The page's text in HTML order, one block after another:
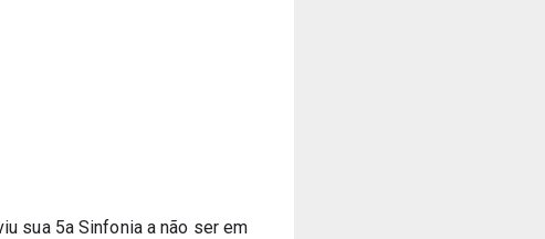
sua 5a Sinfonia a não ser em